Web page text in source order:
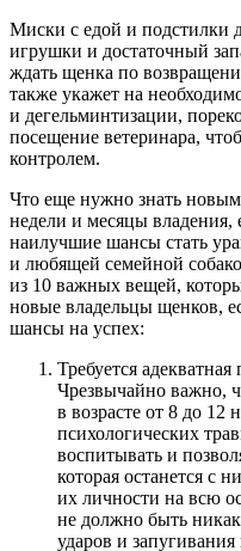
Миски с едой и подстилки
игрушки и достаточный
ждать щенка по
также укажет на
и дегельминтизации,
посещение ветеринара,
контролем.
Что еще нужно знать
недели и месяцы владения,
наилучшие шансы стать
и любящей семейной
из 10 важных вещей,
новые владельцы щенков,
шансы на успех:
Требуется
Чрезвычайно важно,
в возрасте от 8 до 12
психологических
воспитывать и
которая останется с
их личности на всю
не должно быть
ударов и